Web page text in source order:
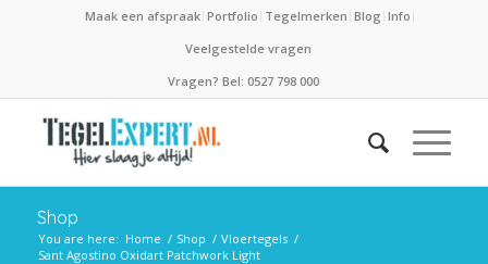
Maak een afspraak Portfolio Tegelmerken Blog Info
Veelgestelde vragen
Vragen? Bel: 0527 798 000
Shop
You are here: Home / Shop / Vloertegels /
Sant Agostino Oxidart Patchwork Light